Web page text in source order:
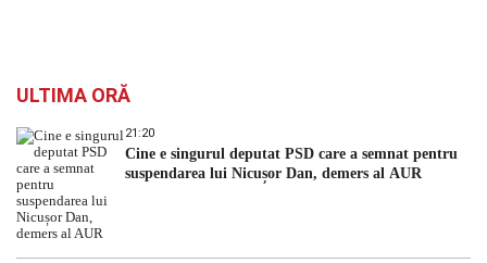
ULTIMA ORĂ
21:20
Cine e singurul deputat PSD care a semnat pentru
suspendarea lui Nicușor Dan, demers al AUR